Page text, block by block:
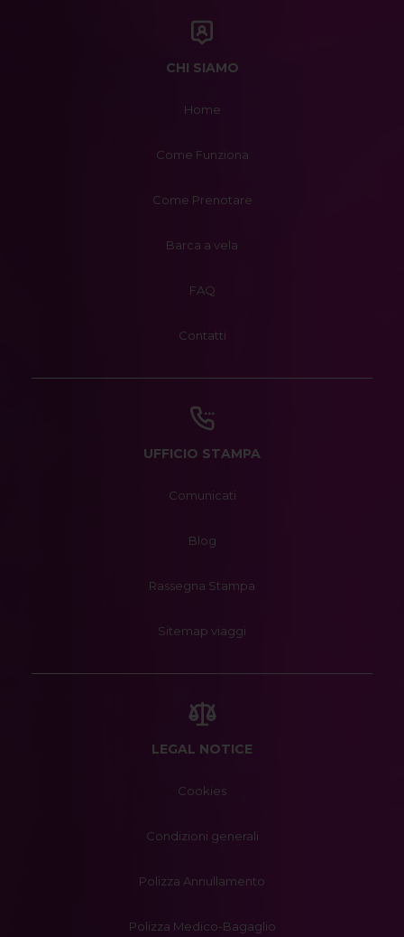
CHI SIAMO
Home
Come Funziona
Come Prenotare
Barca a vela
FAQ
Contatti
UFFICIO STAMPA
Comunicati
Blog
Rassegna Stampa
Sitemap viaggi
LEGAL NOTICE
Cookies
Condizioni generali
Polizza Annullamento
Polizza Medico-Bagaglio